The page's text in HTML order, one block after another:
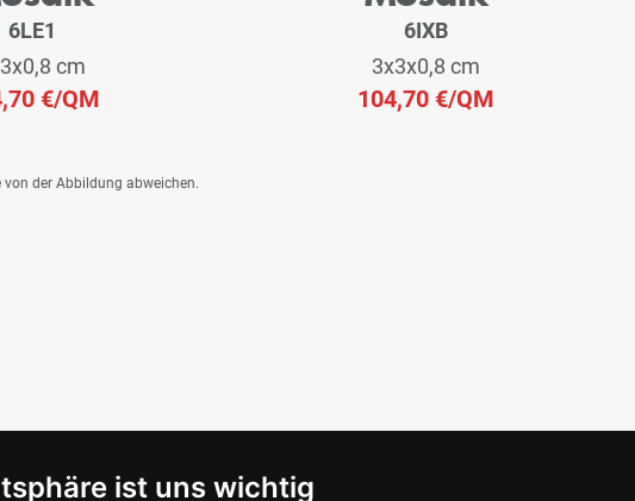
ist uns wichtig
6LE1
cm
€/QM
6IXB
3x3x0,8 cm
104,70 €/QM
von der Abbildung abweichen.